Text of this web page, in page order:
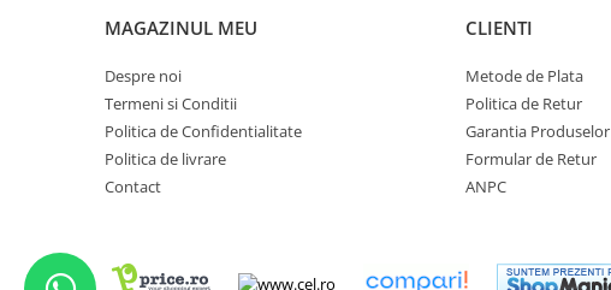
MAGAZINUL MEU
Despre noi
Termeni si Conditii
Politica de Confidentialitate
Politica de livrare
Contact
CLIENTI
Metode de Plata
Politica de Retur
Garantia Produselor
Formular de Retur
ANPC